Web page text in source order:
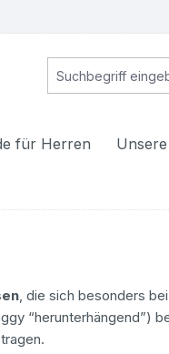
für Herren
, die sich besonders
“herunterhängend”)